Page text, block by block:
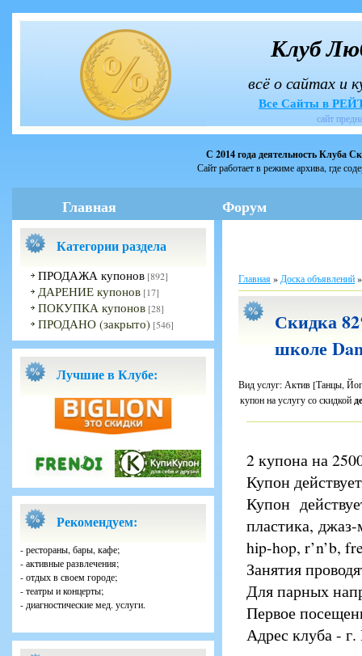
Клуб
всё о сайтах и
Все Сайты в
сайт
С 2014 года деятельность Клуба
Сайт работает в режиме архива, где
Главная Форум
Категории раздела
ПРОДАЖА купонов [892]
ДАРЕНИЕ купонов [17]
ПОКУПКА купонов [28]
ПРОДАНО (закрыто) [546]
Лучшие в Клубе:
Рекомендуем:
- рестораны, бары, кафе;
- активные развлечения;
- отдых в своем городе;
- театры и концерты;
- диагностические мед. услуги.
Главная» Доска объявлений
Скидка
школе
Вид услуг: Актив [Танцы,
купон на услугу со скидкой
2 купона на
Купон
Купон
пластика,
hip-hop, r’n’b,
Занятия
Для парных
Первое
Адрес клуба -